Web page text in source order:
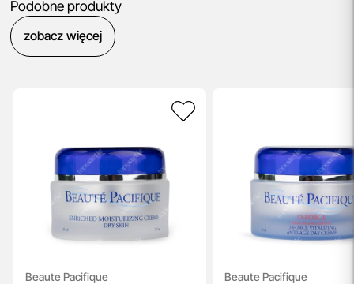
Podobne produkty
zobacz więcej
Beaute Pacifique Beaute Pacifique